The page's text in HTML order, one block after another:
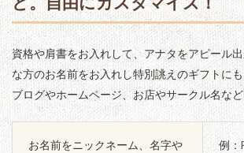
資格や肩書をお入れして、アナタをアピール
な方のお名前をお入れし特別誂えのギフトにも
ブログやホームページ、お店やサークル名な
お名前をニックネーム、名字や
例：